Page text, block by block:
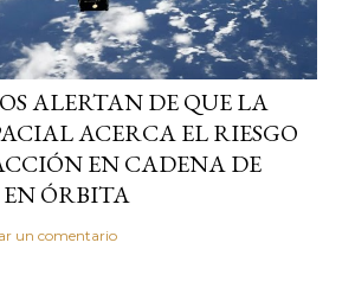
ALERTAN DE QUE LA
ACERCA EL RIESGO
EN CADENA DE
EN ÓRBITA
un comentario